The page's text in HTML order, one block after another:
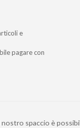
e
pagare con
spaccio è